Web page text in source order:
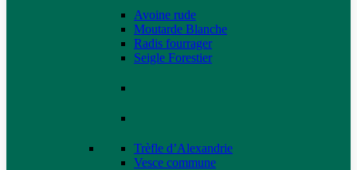
Avoine rude
Moutarde Blanche
Radis fourrager
Seigle Forestier
Trèfle d’Alexandrie
Vesce commune